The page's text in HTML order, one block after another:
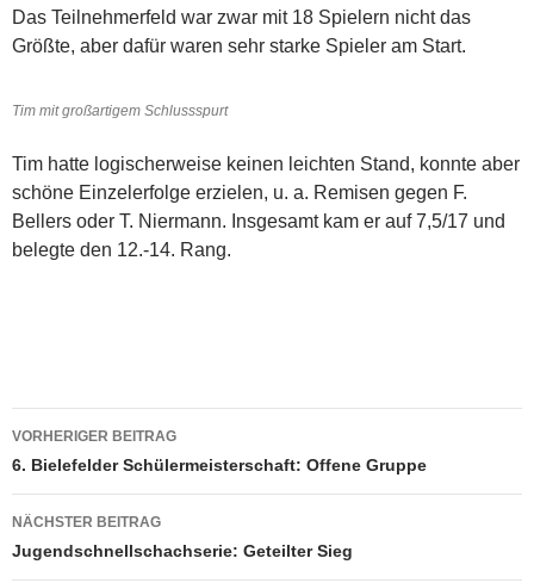
Das Teilnehmerfeld war zwar mit 18 Spielern nicht das
Größte, aber dafür waren sehr starke Spieler am Start.
Tim mit großartigem Schlussspurt
Tim hatte logischerweise keinen leichten Stand, konnte aber
schöne Einzelerfolge erzielen, u. a. Remisen gegen F.
Bellers oder T. Niermann. Insgesamt kam er auf 7,5/17 und
belegte den 12.-14. Rang.
Beitragsnavigation
VORHERIGER BEITRAG
6. Bielefelder Schülermeisterschaft: Offene Gruppe
NÄCHSTER BEITRAG
Jugendschnellschachserie: Geteilter Sieg